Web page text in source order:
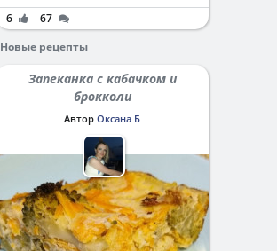
6
67
Новые рецепты
Запеканка с кабачком и
брокколи
Автор Оксана Б